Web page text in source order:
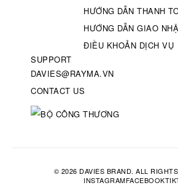
HƯỚNG DẪN THANH
HƯỚNG DẪN GIAO
ĐIỀU KHOẢN DỊCH VỤ
SUPPORT
DAVIES@RAYMA.VN
CONTACT US
© 2026 DAVIES BRAND. ALL
INSTAGRAMFACEBOOK